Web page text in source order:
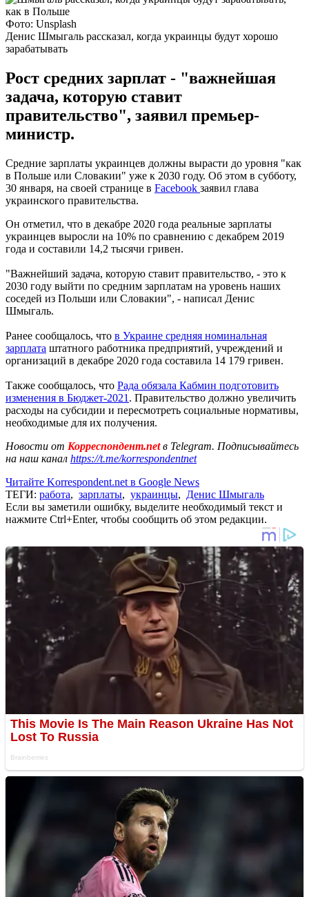
Фото: Unsplash
Денис Шмыгаль рассказал, когда украинцы будут хорошо
зарабатывать
Рост средних зарплат - "важнейшая
задача, которую ставит
правительство", заявил премьер-
министр.
Средние зарплаты украинцев должны вырасти до уровня "как
в Польше или Словакии" уже к 2030 году. Об этом в субботу,
30 января, на своей странице в Facebook заявил глава
украинского правительства.
Он отметил, что в декабре 2020 года реальные зарплаты
украинцев выросли на 10% по сравнению с декабрем 2019
года и составили 14,2 тысячи гривен.
"Важнейший задача, которую ставит правительство, - это к
2030 году выйти по средним зарплатам на уровень наших
соседей из Польши или Словакии", - написал Денис
Шмыгаль.
Ранее сообщалось, что в Украине средняя номинальная
зарплата штатного работника предприятий, учреждений и
организаций в декабре 2020 года составила 14 179 гривен.
Также сообщалось, что Рада обязала Кабмин подготовить
изменения в Бюджет-2021 . Правительство должно увеличить
расходы на субсидии и пересмотреть социальные нормативы,
необходимые для их получения.
Новости от Корреспондент.netв Telegram. Подписывайтесь
на наш канал https://t.me/korrespondentnet
Читайте Korrespondent.net в Google News
ТЕГИ: работа, зарплаты, украинцы, Денис Шмыгаль
Если вы заметили ошибку, выделите необходимый текст и
нажмите Ctrl+Enter, чтобы сообщить об этом редакции.